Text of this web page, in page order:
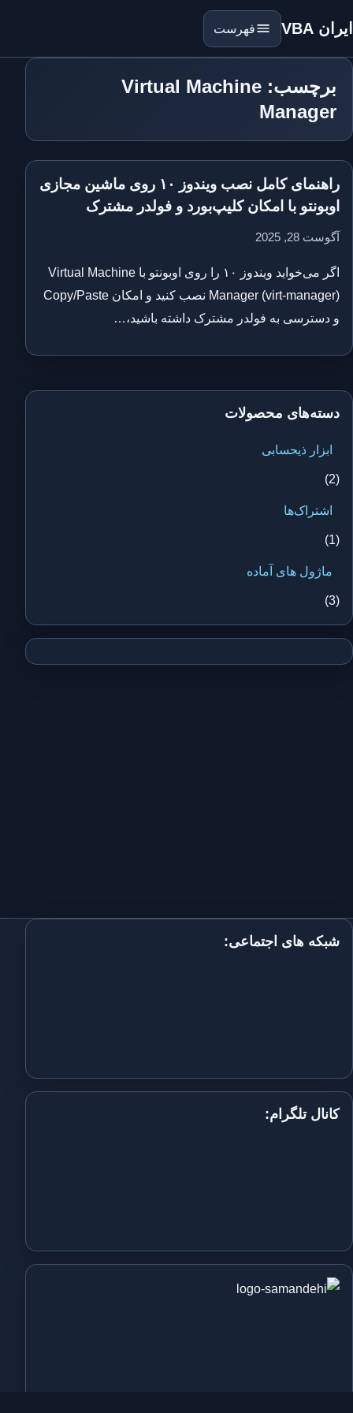
ایران VBA فهرست
برچسب: Virtual Machine
Manager
راهنمای کامل نصب ویندوز ۱۰ روی ماشین مجازی
اوبونتو با امکان کلیپ‌بورد و فولدر مشترک
آگوست 28, 2025
اگر می‌خواید ویندوز ۱۰ را روی اوبونتو با Virtual Machine
Manager (virt-manager) نصب کنید و امکان Copy/Paste
و دسترسی به فولدر مشترک داشته باشید،…
دسته‌های محصولات
ابزار ذیحسابی
(2)
اشتراک‌ها
(1)
ماژول های آماده
(3)
شبکه های اجتماعی:
کانال تلگرام: